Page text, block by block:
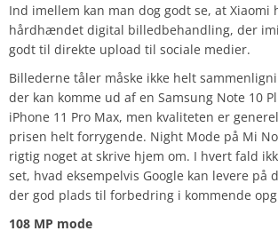
Ind imellem kan man dog godt se, at
hårdhændet digital billedbehandling, der
godt til direkte upload til sociale medier.
Billederne tåler måske ikke helt
der kan komme ud af en Samsung Note 10
iPhone 11 Pro Max, men kvaliteten er
prisen helt forrygende. Night Mode på Mi
rigtig noget at skrive hjem om. I hvert fald
set, hvad eksempelvis Google kan levere på
der god plads til forbedring i kommende
108 MP mode